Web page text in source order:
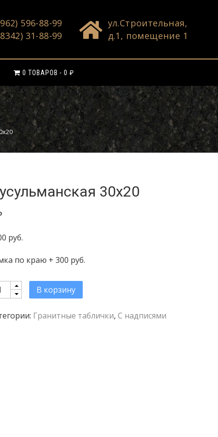
596-88-99
31-88-99
ул.Строительная,
д.1, помещение 1
0 ТОВАРОВ 0 ₽
30х20
руб.
по краю + 300 руб.
В корзину
Гранитные таблички, С надписями